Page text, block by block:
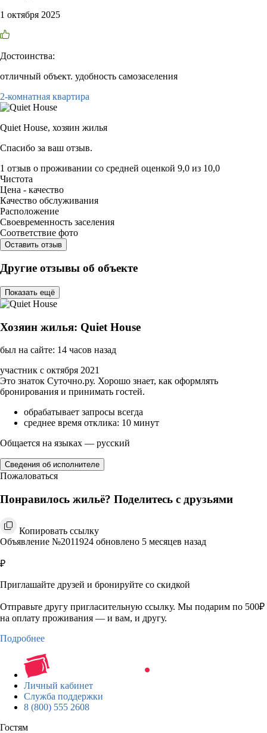
1 октября 2025
Достоинства:
отличный объект. удобность самозаселения
2-комнатная квартира
Quiet House, хозяин жилья
Спасибо за ваш отзыв.
1 отзыв о проживании со средней оценкой 9,0 из 10,0
Чистота
Цена - качество
Качество обслуживания
Расположение
Своевременность заселения
Соответствие фото
Оставить отзыв
Другие отзывы об объекте
Показать ещё
Хозяин жилья: Quiet House
был на сайте: 14 часов назад
участник с октября 2021
Это знаток Суточно.ру. Хорошо знает, как оформлять
бронирования и принимать гостей.
обрабатывает запросы всегда
среднее время отклика: 10 минут
Общается на языках — русский
Сведения об исполнителе
Пожаловаться
Понравилось жильё? Поделитесь с друзьями
Копировать ссылку
Объявление №2011924 обновлено 5 месяцев назад
₽
Приглашайте друзей и бронируйте со скидкой
Отправьте другу пригласительную ссылку. Мы подарим по 500₽
на оплату проживания — и вам, и другу.
Подробнее
Личный кабинет
Служба поддержки
8 (800) 555 2608
Гостям